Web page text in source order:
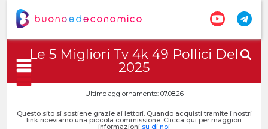
Le 5 Migliori Tv 4k 49 Pollici Del
2025
Ultimo aggiornamento: 07.08.26
Questo sito si sostiene grazie ai lettori. Quando acquisti tramite i nostri
link riceviamo una piccola commissione. Clicca qui per maggiori
informazioni su di noi